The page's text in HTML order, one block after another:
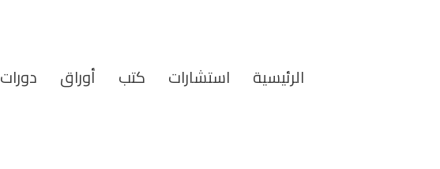
الرئيسية استشارات كتب أوراق دورات